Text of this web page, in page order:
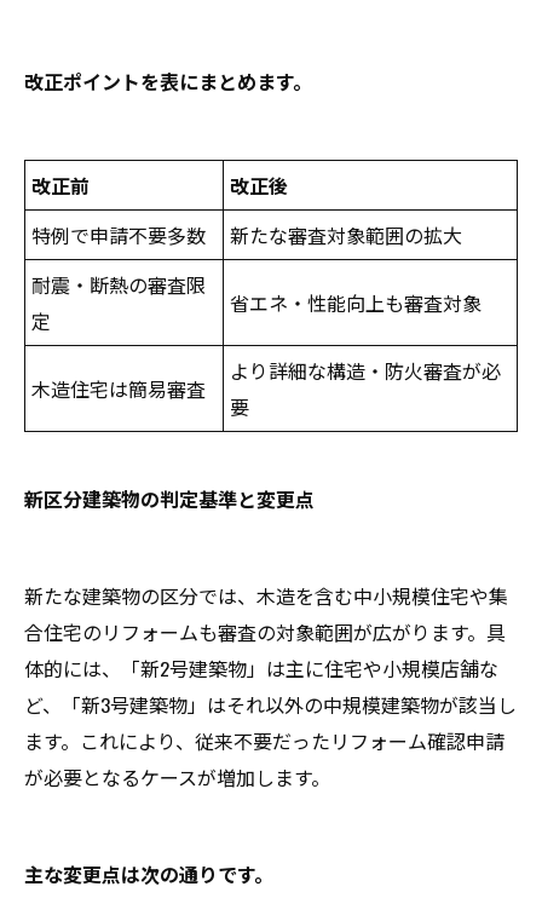
改正ポイントを表にまとめます。
改正前
改正後
特例で申請不要多数
新たな審査対象範囲の拡大
耐震・断熱の審査限
定
省エネ・性能向上も審査対象
木造住宅は簡易審査
より詳細な構造・防火審査が必
要
新区分建築物の判定基準と変更点
新たな建築物の区分では、木造を含む中小規模住宅や集
合住宅のリフォームも審査の対象範囲が広がります。具
体的には、「新2号建築物」は主に住宅や小規模店舗な
ど、「新3号建築物」はそれ以外の中規模建築物が該当し
ます。これにより、従来不要だったリフォーム確認申請
が必要となるケースが増加します。
主な変更点は次の通りです。